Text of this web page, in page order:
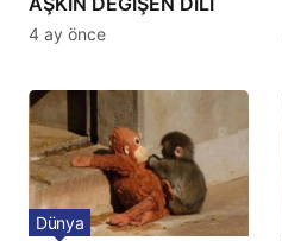
4 ay önce
Dünya